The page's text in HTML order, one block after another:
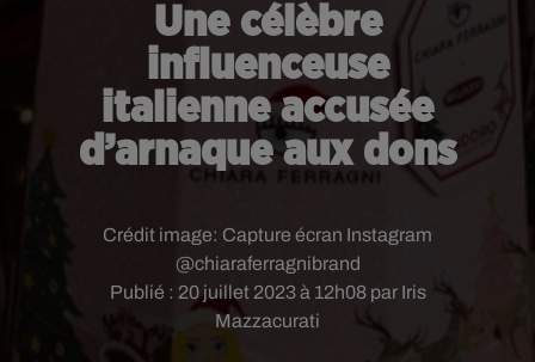
Une célèbre
influenceuse
italienne accusée
d’arnaque aux dons
Publié : 20 juillet 2023 à 12h08 par Iris
Mazzacurati
Crédit image: Capture écran Instagram
@chiaraferragnibrand